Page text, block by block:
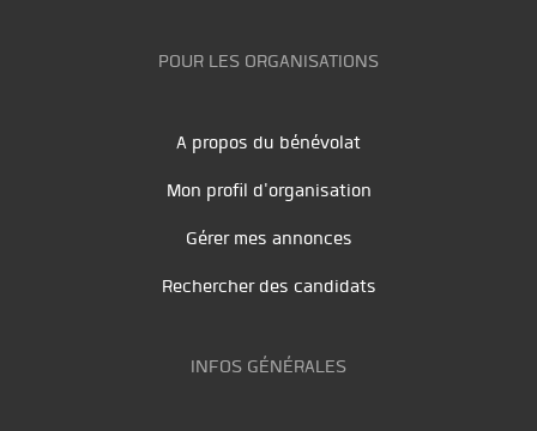
POUR LES ORGANISATIONS
A propos du bénévolat
Mon profil d'organisation
Gérer mes annonces
Rechercher des candidats
INFOS GÉNÉRALES